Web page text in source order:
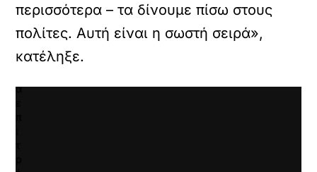
περισσότερα – τα δίνουμε πίσω στους
πολίτες. Αυτή είναι η σωστή σειρά»,
κατέληξε.
κ
γ
α
α